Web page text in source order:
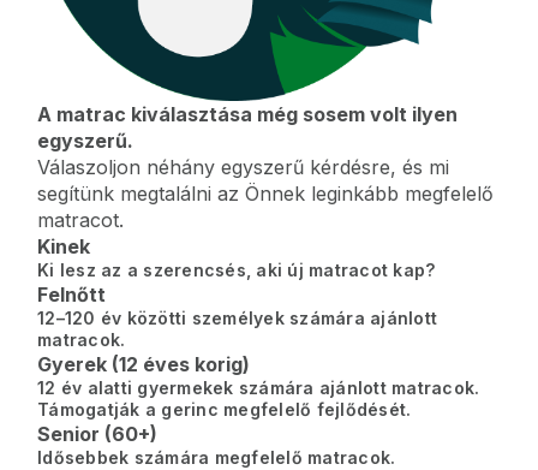
A matrac kiválasztása még sosem volt ilyen
egyszerű.
Válaszoljon néhány egyszerű kérdésre, és mi
segítünk megtalálni az Önnek leginkább megfelelő
matracot.
Kinek
Ki lesz az a szerencsés, aki új matracot kap?
Felnőtt
12–120 év közötti személyek számára ajánlott
matracok.
Gyerek (12 éves korig)
12 év alatti gyermekek számára ajánlott matracok.
Támogatják a gerinc megfelelő fejlődését.
Senior (60+)
Idősebbek számára megfelelő matracok.